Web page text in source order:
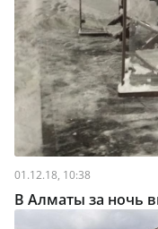
01.12.18, 10:38
В Алматы за ночь